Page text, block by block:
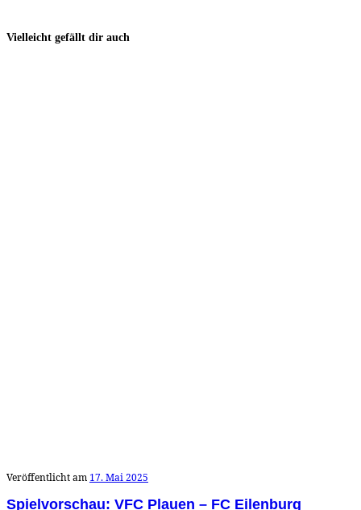
Vielleicht gefällt dir auch
Veröffentlicht am 17. Mai 2025
Spielvorschau: VFC Plauen – FC Eilenburg